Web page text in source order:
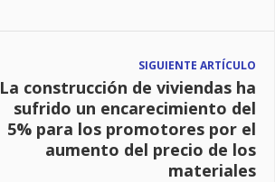
SIGUIENTE ARTÍCULO
La construcción de viviendas ha
sufrido un encarecimiento del
5% para los promotores por el
aumento del precio de los
materiales